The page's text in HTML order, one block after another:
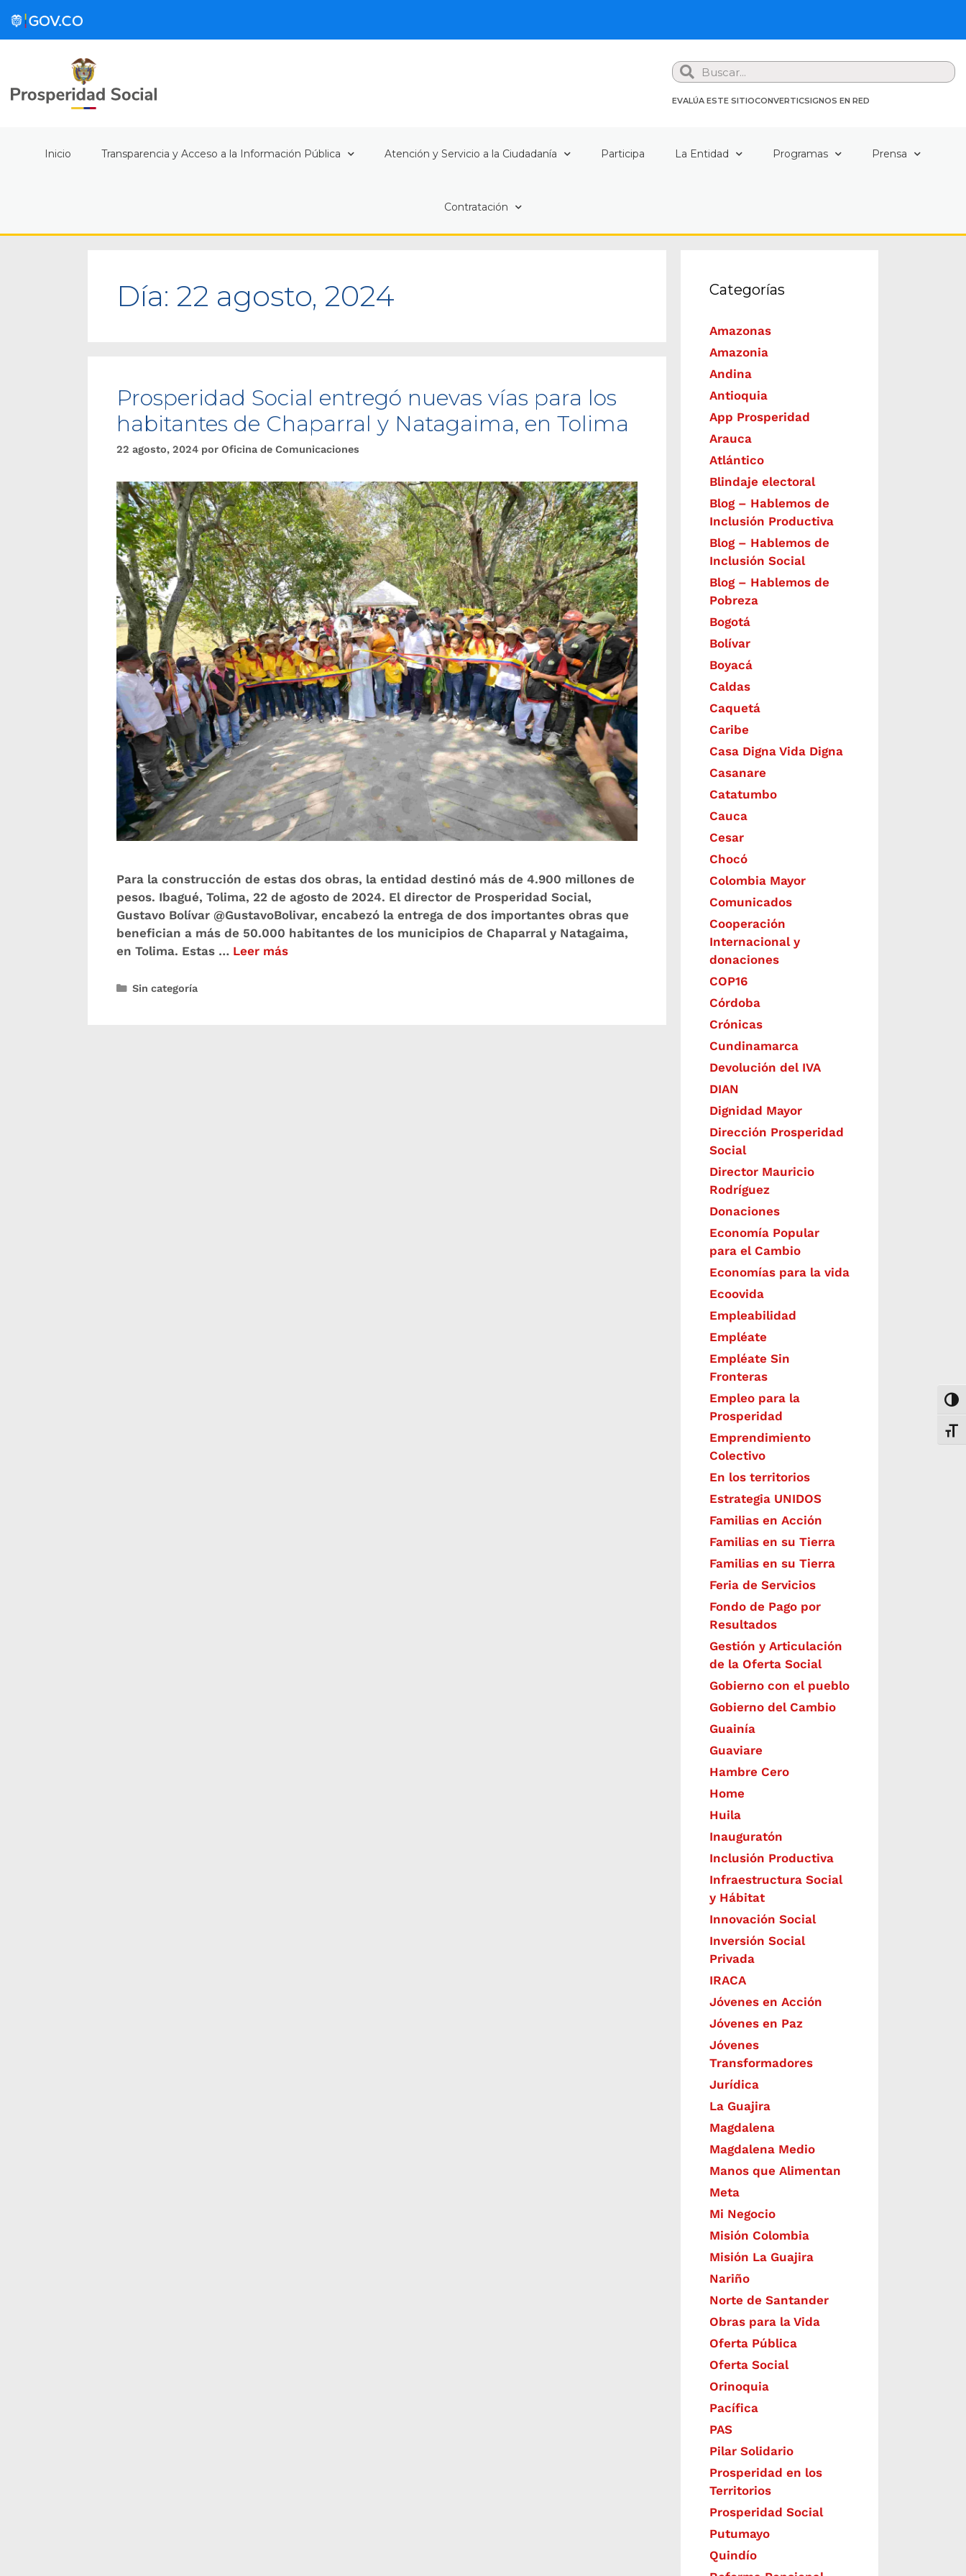
Search
EVALÚA ESTE SITIOCONVERTICSIGNOS EN RED
Inicio Transparencia y Acceso a la Información Pública Atención y Servicio a la Ciudadanía Participa La Entidad Programas Prensa
Contratación
Día: 22 agosto, 2024
Prosperidad Social entregó nuevas vías para los
habitantes de Chaparral y Natagaima, en Tolima
22 agosto, 2024 por Oficina de Comunicaciones
Para la construcción de estas dos obras, la entidad destinó más de 4.900 millones de
pesos. Ibagué, Tolima, 22 de agosto de 2024. El director de Prosperidad Social,
Gustavo Bolívar @GustavoBolivar, encabezó la entrega de dos importantes obras que
benefician a más de 50.000 habitantes de los municipios de Chaparral y Natagaima,
en Tolima. Estas … Leer más
Sin categoría
Categorías
Amazonas
Amazonia
Andina
Antioquia
App Prosperidad
Arauca
Atlántico
Blindaje electoral
Blog – Hablemos de
Inclusión Productiva
Blog – Hablemos de
Inclusión Social
Blog – Hablemos de
Pobreza
Bogotá
Bolívar
Boyacá
Caldas
Caquetá
Caribe
Casa Digna Vida Digna
Casanare
Catatumbo
Cauca
Cesar
Chocó
Colombia Mayor
Comunicados
Cooperación
Internacional y
donaciones
COP16
Córdoba
Crónicas
Cundinamarca
Devolución del IVA
DIAN
Dignidad Mayor
Dirección Prosperidad
Social
Director Mauricio
Rodríguez
Donaciones
Economía Popular
para el Cambio
Economías para la vida
Ecoovida
Empleabilidad
Empléate
Empléate Sin
Fronteras
Empleo para la
Prosperidad
Emprendimiento
Colectivo
En los territorios
Estrategia UNIDOS
Familias en Acción
Familias en su Tierra
Familias en su Tierra
Feria de Servicios
Fondo de Pago por
Resultados
Gestión y Articulación
de la Oferta Social
Gobierno con el pueblo
Gobierno del Cambio
Guainía
Guaviare
Hambre Cero
Home
Huila
Inauguratón
Inclusión Productiva
Infraestructura Social
y Hábitat
​Innovación Social
Inversión Social
Privada
IRACA
Jóvenes en Acción
Jóvenes en Paz
Jóvenes
Transformadores
Jurídica
La Guajira
Magdalena
Magdalena Medio
Manos que Alimentan
Meta
Mi Negocio
Misión Colombia
Misión La Guajira
Nariño
Norte de Santander
Obras para la Vida
Oferta Pública
Oferta Social​​
Orinoquia
Pacífica
PAS
Pilar Solidario
Prosperidad en los
Territorios
Prosperidad Social
Putumayo
Quindío